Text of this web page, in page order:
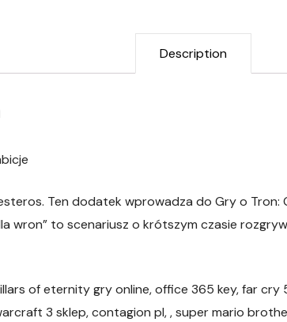
Description
Ten dodatek wprowadza do Gry o
wron” to scenariusz o krótszym czasie
of eternity gry online, office 365 key, far cry
3 sklep, contagion pl, , super mario